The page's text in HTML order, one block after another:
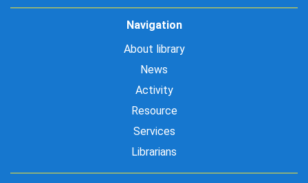
Navigation
About library
News
Activity
Resource
Services
Librarians